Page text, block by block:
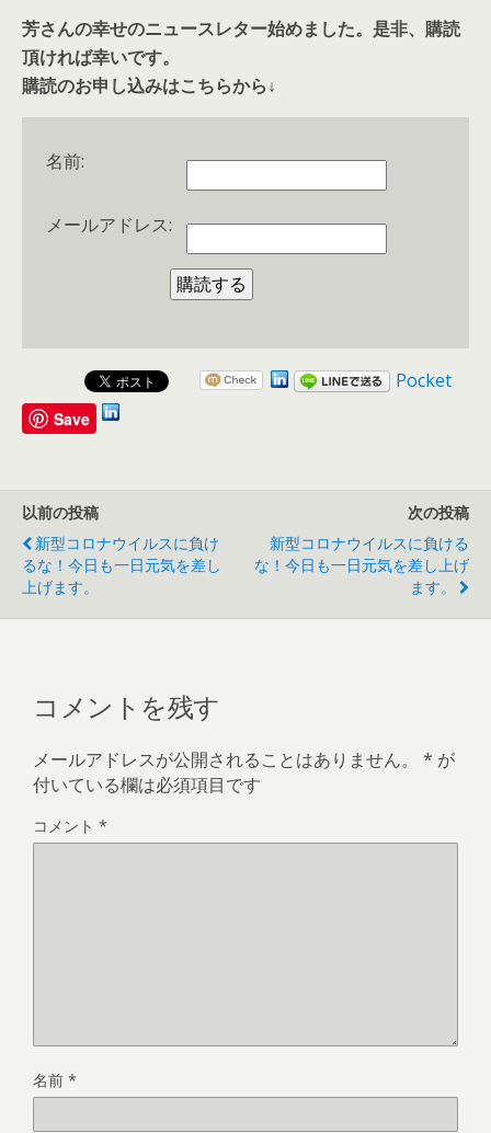
芳さんの幸せのニュースレター始めました。是非、購読
頂ければ幸いです。
購読のお申し込みはこちらから↓
名前:
メールアドレス:
Pocket
Save
以前の投稿
新型コロナウイルスに負け
るな！今日も一日元気を差し
上げます。
次の投稿
新型コロナウイルスに負ける
な！今日も一日元気を差し上げ
ます。
コメントを残す
メールアドレスが公開されることはありません。 * が
付いている欄は必須項目です
コメント *
名前 *